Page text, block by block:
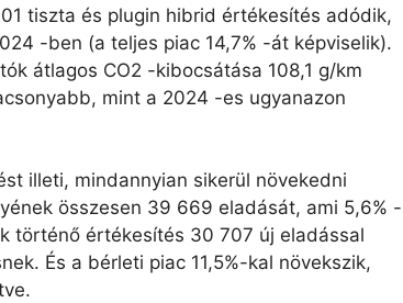
tiszta és plugin hibrid értékesítés adódik,
-ben (a teljes piac 14,7% -át képviselik).
átlagos CO2 -kibocsátása 108,1 g/km
mint a 2024 -es ugyanazon
illeti, mindannyian sikerül növekedni
összesen 39 669 eladását, ami 5,6% -
történő értékesítés 30 707 új eladással
És a bérleti piac 11,5%-kal növekszik,